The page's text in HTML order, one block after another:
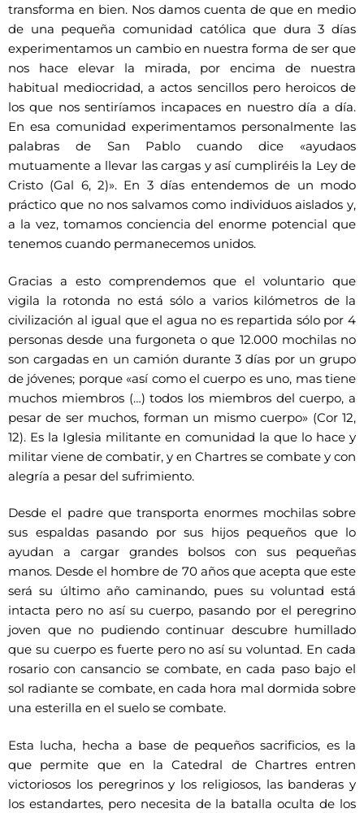
transforma en bien. Nos damos cuenta de que en medio
de una pequeña comunidad católica que dura 3 días
experimentamos un cambio en nuestra forma de ser que
nos hace elevar la mirada, por encima de nuestra
habitual mediocridad, a actos sencillos pero heroicos de
los que nos sentiríamos incapaces en nuestro día a día.
En esa comunidad experimentamos personalmente las
palabras de San Pablo cuando dice «ayudaos
mutuamente a llevar las cargas y así cumpliréis la Ley de
Cristo (Gal 6, 2)». En 3 días entendemos de un modo
práctico que no nos salvamos como individuos aislados y,
a la vez, tomamos conciencia del enorme potencial que
tenemos cuando permanecemos unidos.
Gracias a esto comprendemos que el voluntario que
vigila la rotonda no está sólo a varios kilómetros de la
civilización al igual que el agua no es repartida sólo por 4
personas desde una furgoneta o que 12.000 mochilas no
son cargadas en un camión durante 3 días por un grupo
de jóvenes; porque «así como el cuerpo es uno, mas tiene
muchos miembros (…) todos los miembros del cuerpo, a
pesar de ser muchos, forman un mismo cuerpo» (Cor 12,
12). Es la Iglesia militante en comunidad la que lo hace y
militar viene de combatir, y en Chartres se combate y con
alegría a pesar del sufrimiento.
Desde el padre que transporta enormes mochilas sobre
sus espaldas pasando por sus hijos pequeños que lo
ayudan a cargar grandes bolsos con sus pequeñas
manos. Desde el hombre de 70 años que acepta que este
será su último año caminando, pues su voluntad está
intacta pero no así su cuerpo, pasando por el peregrino
joven que no pudiendo continuar descubre humillado
que su cuerpo es fuerte pero no así su voluntad. En cada
rosario con cansancio se combate, en cada paso bajo el
sol radiante se combate, en cada hora mal dormida sobre
una esterilla en el suelo se combate.
Esta lucha, hecha a base de pequeños sacrificios, es la
que permite que en la Catedral de Chartres entren
victoriosos los peregrinos y los religiosos, las banderas y
los estandartes, pero necesita de la batalla oculta de los